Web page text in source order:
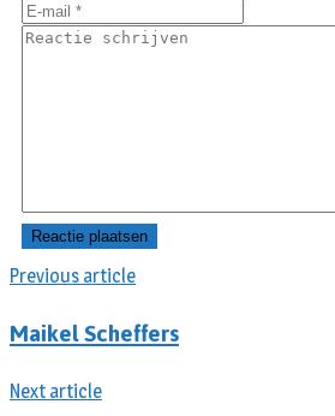
Previous article
Maikel Scheffers
Next article